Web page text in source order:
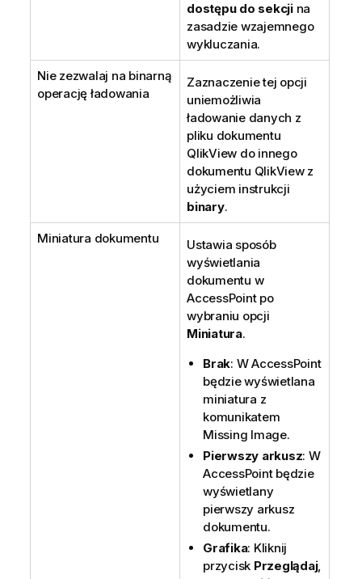
dostępu do sekcjina
zasadzie wzajemnego
wykluczania.
Nie zezwalaj na binarną
operację ładowania
Zaznaczenie tej opcji
uniemożliwia
ładowanie danych z
pliku dokumentu
QlikView do innego
dokumentu QlikView z
użyciem instrukcji
binary.
Miniatura dokumentu
Ustawia sposób
wyświetlania
dokumentu w
AccessPoint po
wybraniu opcji
Miniatura.
Brak: W AccessPoint
będzie wyświetlana
miniatura z
komunikatem
Missing Image.
Pierwszy arkusz: W
AccessPoint będzie
wyświetlany
pierwszy arkusz
dokumentu.
Grafika: Kliknij
przycisk Przeglądaj,